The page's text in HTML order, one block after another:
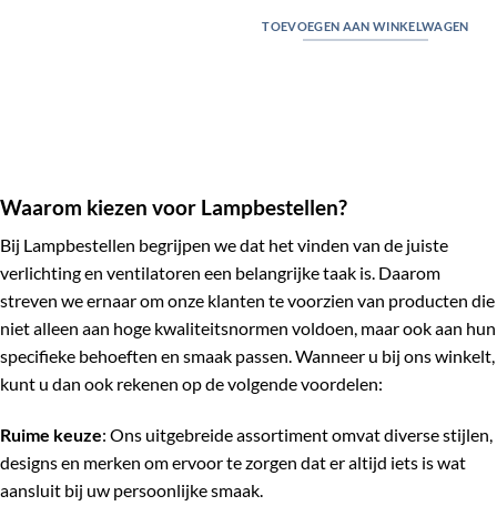
TOEVOEGEN AAN WINKELWAGEN
Waarom kiezen voor Lampbestellen?
Bij Lampbestellen begrijpen we dat het vinden van de juiste
verlichting en ventilatoren een belangrijke taak is. Daarom
streven we ernaar om onze klanten te voorzien van producten die
niet alleen aan hoge kwaliteitsnormen voldoen, maar ook aan hun
specifieke behoeften en smaak passen. Wanneer u bij ons winkelt,
kunt u dan ook rekenen op de volgende voordelen:
Ruime keuze: Ons uitgebreide assortiment omvat diverse stijlen,
designs en merken om ervoor te zorgen dat er altijd iets is wat
aansluit bij uw persoonlijke smaak.